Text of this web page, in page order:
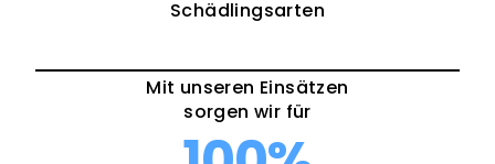
Schädlingsarten
Mit unseren Einsätzen
sorgen wir für